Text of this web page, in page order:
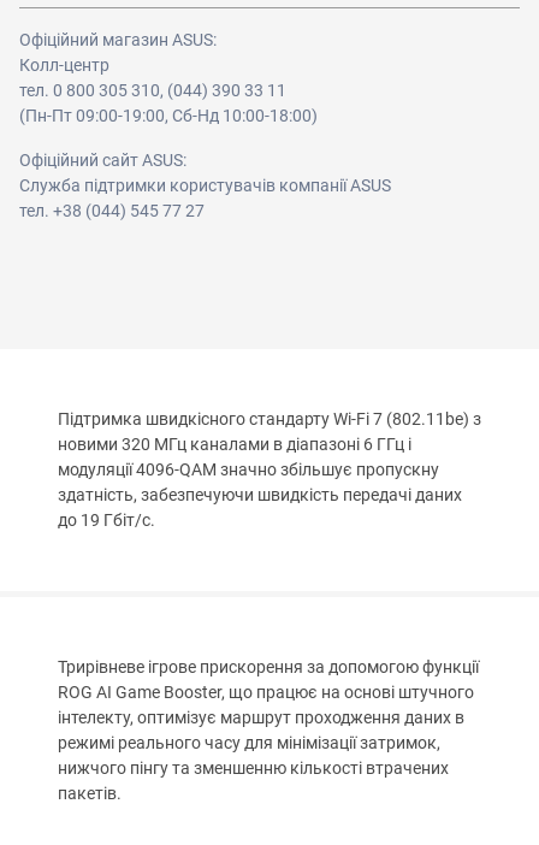
Офіційний магазин ASUS:
Колл-центр
тел. 0 800 305 310, (044) 390 33 11
(Пн-Пт 09:00-19:00, Сб-Нд 10:00-18:00)
Офіційний сайт ASUS:
Служба підтримки користувачів компанії ASUS
тел. +38 (044) 545 77 27
Підтримка швидкісного стандарту Wi-Fi 7 (802.11be) з
новими 320 МГц каналами в діапазоні 6 ГГц і
модуляції 4096-QAM значно збільшує пропускну
здатність, забезпечуючи швидкість передачі даних
до 19 Гбіт/с.
Трирівневе ігрове прискорення за допомогою функції
ROG AI Game Booster, що працює на основі штучного
інтелекту, оптимізує маршрут проходження даних в
режимі реального часу для мінімізації затримок,
нижчого пінгу та зменшенню кількості втрачених
пакетів.